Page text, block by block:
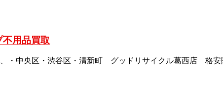
用品買取
・中央区・渋谷区・清新町 グッドリサイクル葛西店 格安